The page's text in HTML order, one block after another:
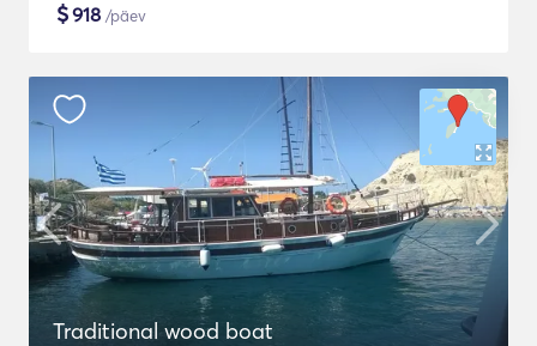
$918 /päev
Traditional wood boat